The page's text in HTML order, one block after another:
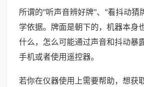
所谓的"听声音辨好牌"、"看抖动猜
学依据。牌面是朝下的，机器本身
什么，怎么可能通过声音和抖动暴
手机或者使用遥控器。
若你在仪器使用上需要帮助，想获